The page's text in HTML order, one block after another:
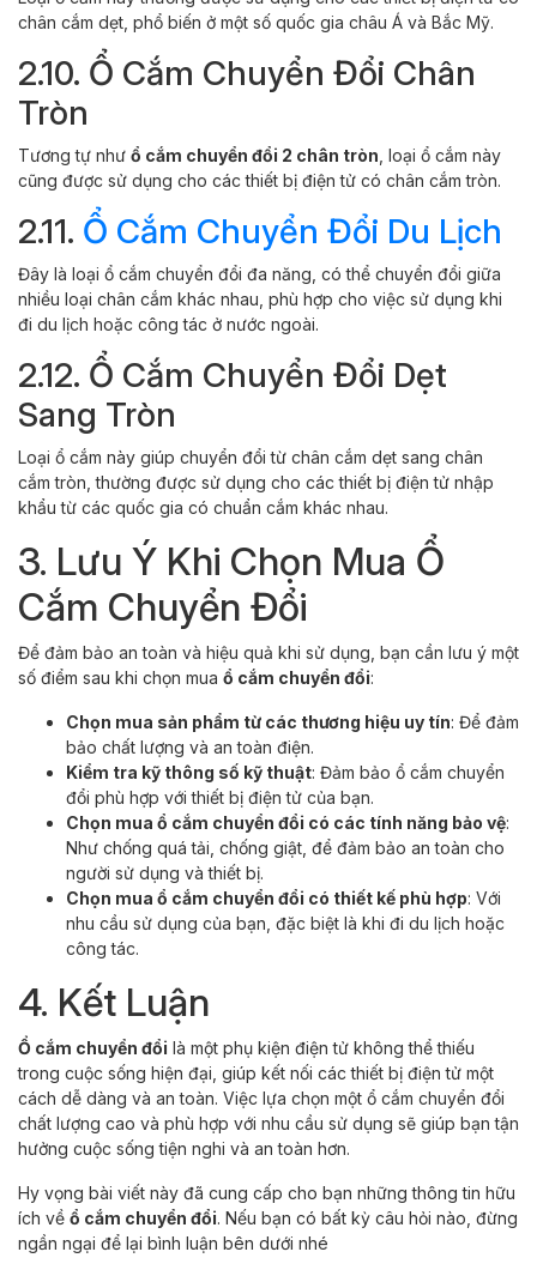
chân cắm dẹt, phổ biến ở một số quốc gia châu Á và Bắc Mỹ.
2.10. Ổ Cắm Chuyển Đổi Chân
Tròn
Tương tự như ổ cắm chuyển đổi 2 chân tròn , loại ổ cắm này
cũng được sử dụng cho các thiết bị điện tử có chân cắm tròn.
2.11. Ổ Cắm Chuyển Đổi Du Lịch
Đây là loại ổ cắm chuyển đổi đa năng, có thể chuyển đổi giữa
nhiều loại chân cắm khác nhau, phù hợp cho việc sử dụng khi
đi du lịch hoặc công tác ở nước ngoài.
2.12. Ổ Cắm Chuyển Đổi Dẹt
Sang Tròn
Loại ổ cắm này giúp chuyển đổi từ chân cắm dẹt sang chân
cắm tròn, thường được sử dụng cho các thiết bị điện tử nhập
khẩu từ các quốc gia có chuẩn cắm khác nhau.
3. Lưu Ý Khi Chọn Mua Ổ
Cắm Chuyển Đổi
Để đảm bảo an toàn và hiệu quả khi sử dụng, bạn cần lưu ý một
số điểm sau khi chọn mua ổ cắm chuyển đổi:
Chọn mua sản phẩm từ các thương hiệu uy tín: Để đảm
bảo chất lượng và an toàn điện.
Kiểm tra kỹ thông số kỹ thuật: Đảm bảo ổ cắm chuyển
đổi phù hợp với thiết bị điện tử của bạn.
Chọn mua ổ cắm chuyển đổi có các tính năng bảo vệ:
Như chống quá tải, chống giật, để đảm bảo an toàn cho
người sử dụng và thiết bị.
Chọn mua ổ cắm chuyển đổi có thiết kế phù hợp: Với
nhu cầu sử dụng của bạn, đặc biệt là khi đi du lịch hoặc
công tác.
4. Kết Luận
Ổ cắm chuyển đổi là một phụ kiện điện tử không thể thiếu
trong cuộc sống hiện đại, giúp kết nối các thiết bị điện tử một
cách dễ dàng và an toàn. Việc lựa chọn một ổ cắm chuyển đổi
chất lượng cao và phù hợp với nhu cầu sử dụng sẽ giúp bạn tận
hưởng cuộc sống tiện nghi và an toàn hơn.
Hy vọng bài viết này đã cung cấp cho bạn những thông tin hữu
ích về ổ cắm chuyển đổi. Nếu bạn có bất kỳ câu hỏi nào, đừng
ngần ngại để lại bình luận bên dưới nhé